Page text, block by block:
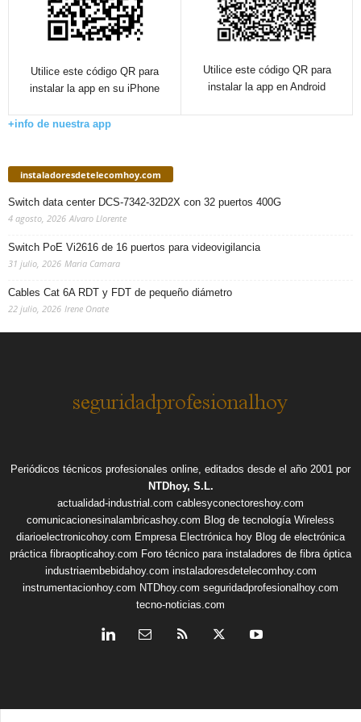
Utilice este código QR para
instalar la app en su iPhone
Utilice este código QR para
instalar la app en Android
+info de nuestra app
instaladoresdetelecomhoy.com
Switch data center DCS-7342-32D2X con 32 puertos 400G
4 agosto, 2026 Alvaro Llorente
Switch PoE Vi2616 de 16 puertos para videovigilancia
31 julio, 2026 Maria Camara
Cables Cat 6A RDT y FDT de pequeño diámetro
22 julio, 2026 Irene Onate
Periódicos técnicos profesionales online, editados desde el año 2001 por
NTDhoy, S.L.
actualidad-industrial.com cablesyconectoreshoy.com
comunicacionesinalambricashoy.com Blog de tecnología Wireless
diarioelectronicohoy.com Empresa Electrónica hoy Blog de electrónica
práctica fibraopticahoy.com Foro técnico para instaladores de fibra óptica
industriaembebidahoy.com instaladoresdetelecomhoy.com
instrumentacionhoy.com NTDhoy.com seguridadprofesionalhoy.com
tecno-noticias.com